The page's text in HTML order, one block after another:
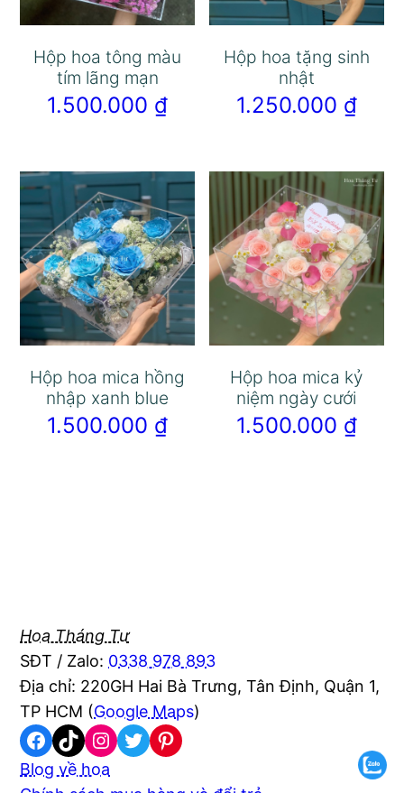
Hộp hoa tông màu
tím lãng mạn
1.500.000 ₫
Hộp hoa tặng sinh
nhật
1.250.000 ₫
Hộp hoa mica hồng
nhập xanh blue
1.500.000 ₫
Hộp hoa mica kỷ
niệm ngày cưới
1.500.000 ₫
Hoa Tháng Tư
SĐT / Zalo: 0338 978 893
Địa chỉ: 220GH Hai Bà Trưng, Tân Định, Quận 1,
TP HCM (Google Maps)
Facebook
TikTokInstagram
TwitterPinterest
Blog về hoa